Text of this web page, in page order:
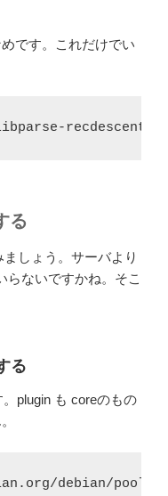
です。これだけでい
る
しょう。サーバより
らないですかね。そこ
る
plugin も coreのもの
debian/pool/